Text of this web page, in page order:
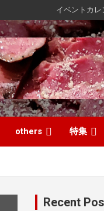
イベントカレ
others 特集
Recent